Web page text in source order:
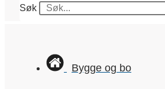
Søk
Bygge og bo